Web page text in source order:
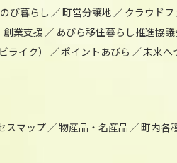
び暮らし
町営分譲地 クラウド
創業支援 あびら移住暮らし推進協
ライク） ポイントあびら 未来へ
スマップ 物産品・名産品 町内各